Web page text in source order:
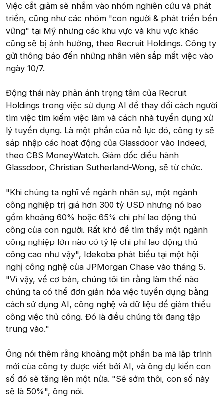
Việc cắt giảm sẽ nhắm vào nhóm nghiên cứu và phát
triển, cũng như các nhóm "con người & phát triển bền
vững" tại Mỹ nhưng các khu vực và khu vực khác
cũng sẽ bị ảnh hưởng, theo Recruit Holdings. Công ty
gửi thông báo đến những nhân viên sắp mất việc vào
ngày 10/7.
Động thái này phản ánh trọng tâm của Recruit
Holdings trong việc sử dụng AI để thay đổi cách người
tìm việc tìm kiếm việc làm và cách nhà tuyển dụng xử
lý tuyển dụng. Là một phần của nỗ lực đó, công ty sẽ
sáp nhập các hoạt động của Glassdoor vào Indeed,
theo CBS MoneyWatch. Giám đốc điều hành
Glassdoor, Christian Sutherland-Wong, sẽ từ chức.
"Khi chúng ta nghĩ về ngành nhân sự, một ngành
công nghiệp trị giá hơn 300 tỷ USD nhưng nó bao
gồm khoảng 60% hoặc 65% chi phí lao động thủ
công của con người. Rất khó để tìm thấy một ngành
công nghiệp lớn nào có tỷ lệ chi phí lao động thủ
công cao như vậy", Idekoba phát biểu tại một hội
nghị công nghệ của JPMorgan Chase vào tháng 5.
"Vì vậy, về cơ bản, chúng tôi tin rằng làm thế nào
chúng ta có thể đơn giản hóa việc tuyển dụng bằng
cách sử dụng AI, công nghệ và dữ liệu để giảm thiểu
công việc thủ công. Đó là điều chúng tôi đang tập
trung vào."
Ông nói thêm rằng khoảng một phần ba mã lập trình
mới của công ty được viết bởi AI, và ông dự kiến con
số đó sẽ tăng lên một nửa. "Sẽ sớm thôi, con số này
sẽ là 50%", ông nói.